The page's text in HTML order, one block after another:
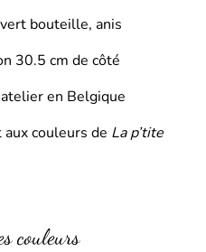
bouteille, anis
30.5 cm de côté
en Belgique
couleurs de La p’tite
couleurs